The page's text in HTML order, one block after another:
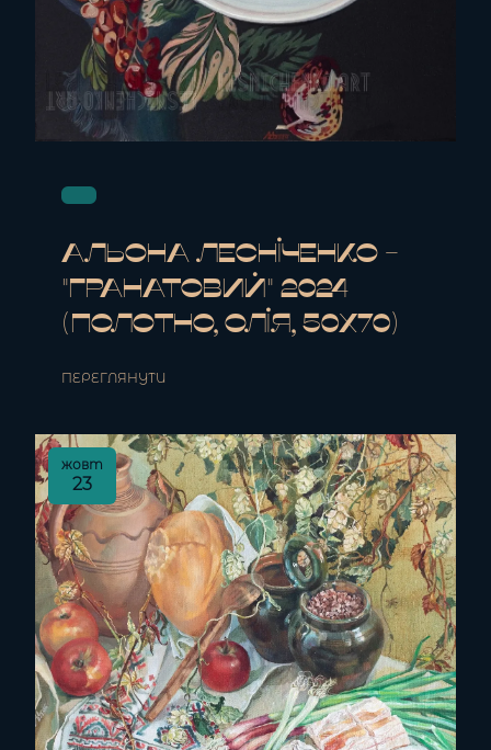
Альона Лесніченко -
"Гранатовий" 2024
(полотно, олія, 50x70)
ПЕРЕГЛЯНУТИ
жовт
23